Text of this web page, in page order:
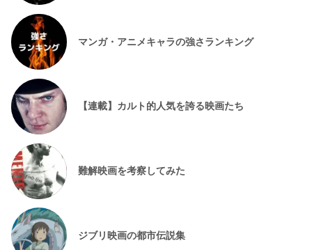
マンガ・アニメキャラの強さランキング
【連載】カルト的人気を誇る映画たち
難解映画を考察してみた
ジブリ映画の都市伝説集